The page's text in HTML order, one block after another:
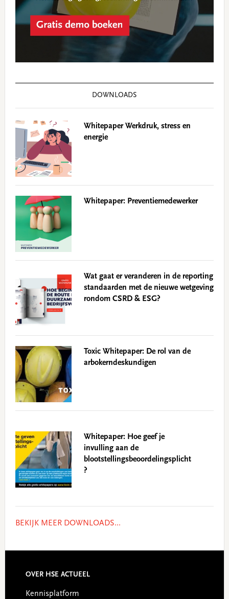
DOWNLOADS
Whitepaper Werkdruk, stress en
energie
Whitepaper: Preventiemedewerker
Wat gaat er veranderen in de reporting
standaarden met de nieuwe wetgeving
rondom CSRD & ESG?
Toxic Whitepaper: De rol van de
arbokerndeskundigen
Whitepaper: Hoe geef je
invulling aan de
blootstellingsbeoordelingsplicht
?
BEKIJK MEER DOWNLOADS...
Footer
OVER HSE ACTUEEL
Kennisplatform